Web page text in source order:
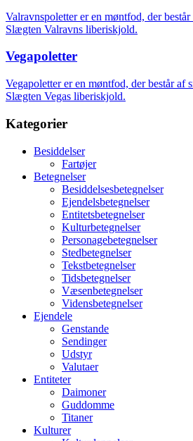
Valravnspoletter er en møntfod, der
Slægten Valravns liberiskjold.
Vegapoletter
Vegapoletter er en møntfod, der består af
Slægten Vegas liberiskjold.
Kategorier
Besiddelser
Fartøjer
Betegnelser
Besiddelsesbetegnelser
Ejendelsbetegnelser
Entitetsbetegnelser
Kulturbetegnelser
Personagebetegnelser
Stedbetegnelser
Tekstbetegnelser
Tidsbetegnelser
Væsenbetegnelser
Vidensbetegnelser
Ejendele
Genstande
Sendinger
Udstyr
Valutaer
Entiteter
Daimoner
Guddomme
Titaner
Kulturer